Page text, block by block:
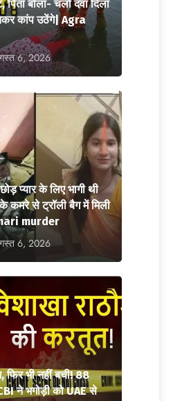
पिता बोला- चलो दवा दिला
कांप उठेंगे| Agra
6, 2026
प्यार के लिए भागी थी
कमरे से ट्रॉली बैग में मिली
murder
6, 2026
फिर भी नहीं बची! 88
ने भगोड़ी को UAE से